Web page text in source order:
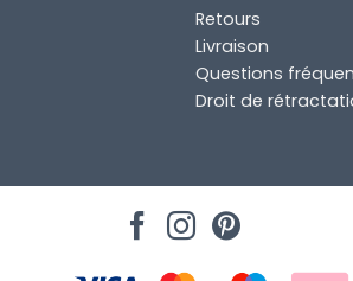
Retours
Livraison
Questions
Droit de